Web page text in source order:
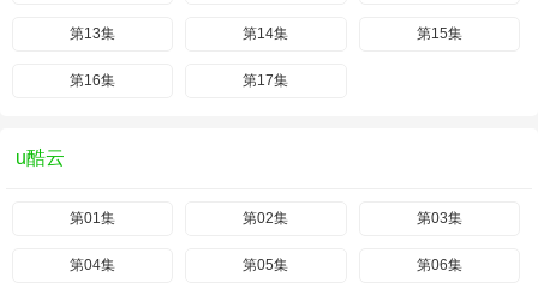
第13集 第14集 第15集
第16集 第17集
u酷云
第01集 第02集 第03集
第04集 第05集 第06集